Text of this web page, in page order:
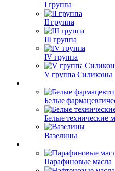
I группа
II группа
III группа
IV группа
V группа Силиконы
Белые
Белые технические
Вазелины
Парафиновые масла